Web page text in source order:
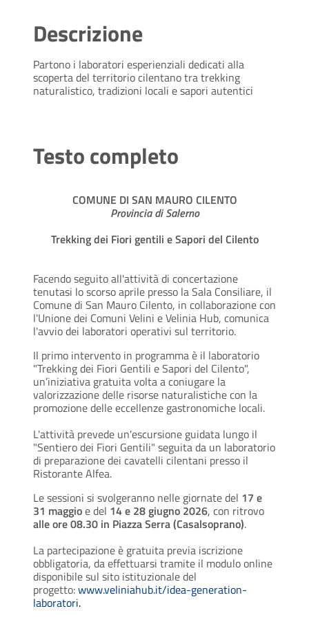
Descrizione
Partono i laboratori esperienziali dedicati alla
scoperta del territorio cilentano tra trekking
naturalistico, tradizioni locali e sapori autentici
Testo completo
COMUNE DI SAN MAURO CILENTO
Provincia di Salerno
Trekking dei Fiori gentili e Sapori del Cilento
Facendo seguito all'attività di concertazione
tenutasi lo scorso aprile presso la Sala Consiliare, il
Comune di San Mauro Cilento, in collaborazione con
l'Unione dei Comuni Velini e Velinia Hub, comunica
l'avvio dei laboratori operativi sul territorio.
Il primo intervento in programma è il laboratorio
"Trekking dei Fiori Gentili e Sapori del Cilento",
un’iniziativa gratuita volta a coniugare la
valorizzazione delle risorse naturalistiche con la
promozione delle eccellenze gastronomiche locali.
L'attività prevede un'escursione guidata lungo il
"Sentiero dei Fiori Gentili" seguita da un laboratorio
di preparazione dei cavatelli cilentani presso il
Ristorante Alfea.
Le sessioni si svolgeranno nelle giornate del 17 e
31 maggioe del 14 e 28 giugno 2026, con ritrovo
alle ore 08.30 in Piazza Serra (Casalsoprano).
La partecipazione è gratuita previa iscrizione
obbligatoria, da effettuarsi tramite il modulo online
disponibile sul sito istituzionale del
progetto:www.veliniahub.it/idea-generation-
laboratori.